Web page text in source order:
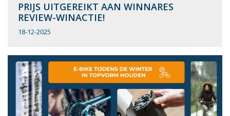
PRIJS UITGEREIKT AAN WINNARES
REVIEW-WINACTIE!
18-12-2025